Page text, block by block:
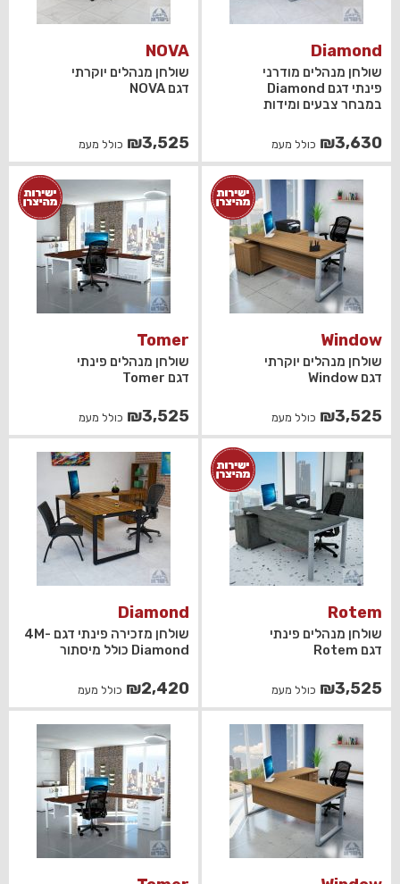
Diamond
שולחן מנהלים מודרני
פינתי דגם Diamond
במבחר צבעים ומידות
₪3,630 כולל מעמ
NOVA
שולחן מנהלים יוקרתי
דגם NOVA
₪3,525 כולל מעמ
Window
שולחן מנהלים יוקרתי
דגם Window
₪3,525 כולל מעמ
Tomer
שולחן מנהלים פינתי
דגם Tomer
₪3,525 כולל מעמ
Rotem
שולחן מנהלים פינתי
דגם Rotem
₪3,525 כולל מעמ
Diamond
שולחן מזכירה פינתי דגם 4M-
Diamond כולל מיסתור
₪2,420 כולל מעמ